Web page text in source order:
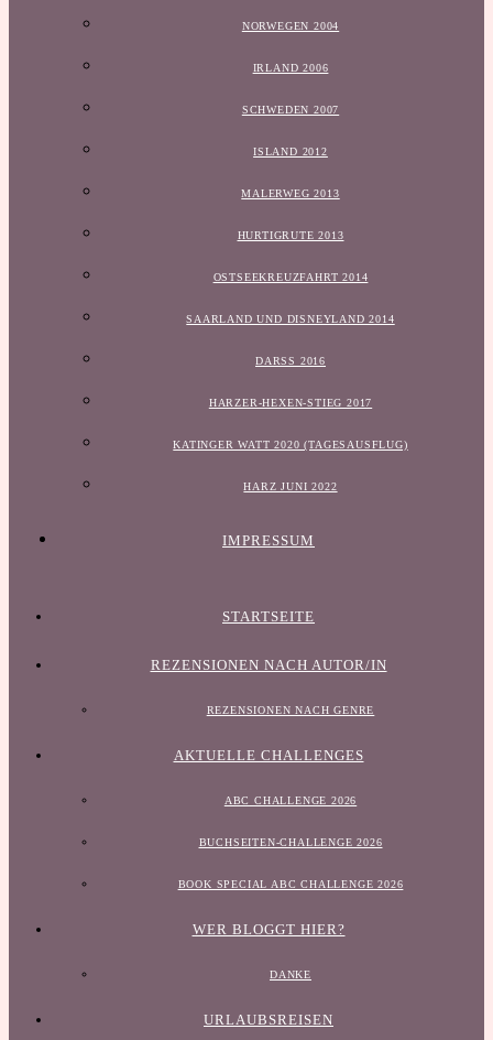
NORWEGEN 2004
IRLAND 2006
SCHWEDEN 2007
ISLAND 2012
MALERWEG 2013
HURTIGRUTE 2013
OSTSEEKREUZFAHRT 2014
SAARLAND UND DISNEYLAND 2014
DARSS 2016
HARZER-HEXEN-STIEG 2017
KATINGER WATT 2020 (TAGESAUSFLUG)
HARZ JUNI 2022
IMPRESSUM
STARTSEITE
REZENSIONEN NACH AUTOR/IN
REZENSIONEN NACH GENRE
AKTUELLE CHALLENGES
ABC CHALLENGE 2026
BUCHSEITEN-CHALLENGE 2026
BOOK SPECIAL ABC CHALLENGE 2026
WER BLOGGT HIER?
DANKE
URLAUBSREISEN